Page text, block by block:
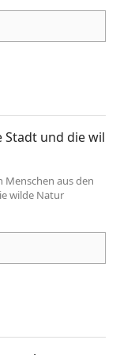
Stadt und die wil
Menschen aus den
wilde Natur